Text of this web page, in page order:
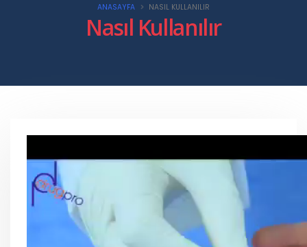
Nasıl Kullanılır
ANASAYFA NASIL KULLANILIR